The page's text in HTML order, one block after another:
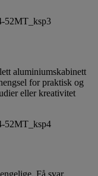
aluminiumskabinett
for praktisk og
eller kreativitet